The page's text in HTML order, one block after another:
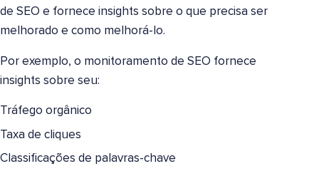
de SEO e fornece insights sobre o que precisa ser
melhorado e como melhorá-lo.
Por exemplo, o monitoramento de SEO fornece
insights sobre seu:
Tráfego orgânico
Taxa de cliques
Classificações de palavras-chave